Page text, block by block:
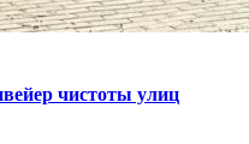
чистоты улиц